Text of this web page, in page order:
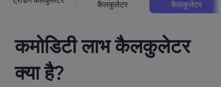
कैलकुलेटर
कैलकुलेटर
कमोडिटी लाभ कैलकुलेटर
क्या है?